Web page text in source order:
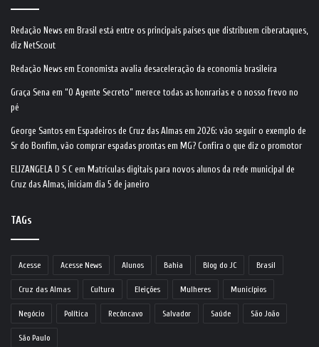
Redação News em Brasil está entre os principais países que distribuem ciberataques,
diz NetScout
Redação News em Economista avalia desaceleração da economia brasileira
Graça Sena em “O Agente Secreto” merece todas as honrarias e o nosso frevo no
pé
George Santos em Espadeiros de Cruz das Almas em 2026: vão seguir o exemplo de
Sr do Bonfim, vão comprar espadas prontas em MG? Confira o que diz o promotor
ELIZANGELA D S C em Matrículas digitais para novos alunos da rede municipal de
Cruz das Almas, iniciam dia 5 de janeiro
TAGs
Acesse Acesse News Alunos Bahia Blog do JC Brasil
Cruz das Almas Cultura Eleições Mulheres Municípios
Negócio Política Recôncavo Salvador Saúde São João
São Paulo